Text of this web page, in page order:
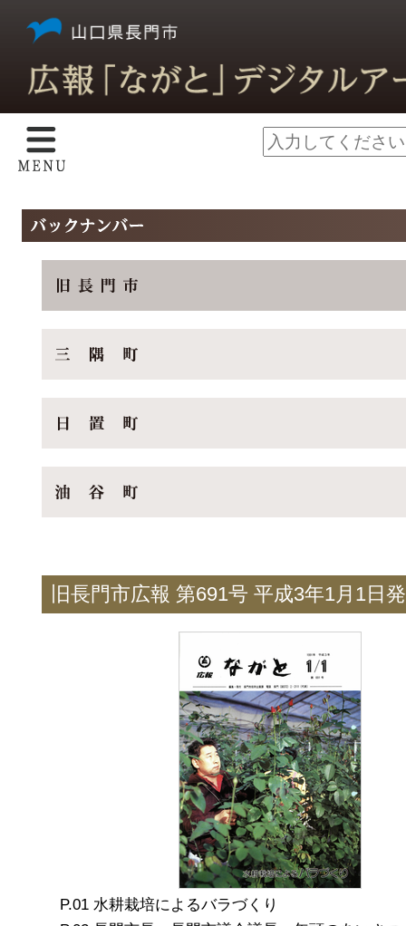
旧長門市広報 第691号 平成3年1月1日
水耕栽培によるバラづくり